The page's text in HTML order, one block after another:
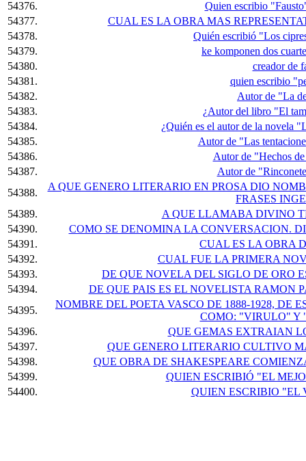
54376.
Quien escribio
54377.
CUAL ES LA OBRA MAS
54378.
Quién escribió "Los
54379.
ke komponen dos
54380.
creador de
54381.
quien escribio
54382.
Autor de "La
54383.
¿Autor del libro "El
54384.
¿Quién es el autor de la novela
54385.
Autor de "Las
54386.
Autor de "Hechos
54387.
Autor de
54388.
A QUE GENERO LITERARIO EN PROSA DIO
FRASES
54389.
A QUE LLAMABA DIVINO
54390.
COMO SE DENOMINA LA CONVERSACION.
54391.
CUAL ES LA OBRA
54392.
CUAL FUE LA PRIMERA
54393.
DE QUE NOVELA DEL SIGLO DE ORO
54394.
DE QUE PAIS ES EL NOVELISTA RAMON
54395.
NOMBRE DEL POETA VASCO DE 1888-1928, DE
COMO: "VIRULO" Y
54396.
QUE GEMAS EXTRAIAN
54397.
QUE GENERO LITERARIO CULTIVO
54398.
QUE OBRA DE SHAKESPEARE
54399.
QUIEN ESCRIBIÓ "EL
54400.
QUIEN ESCRIBIO "EL